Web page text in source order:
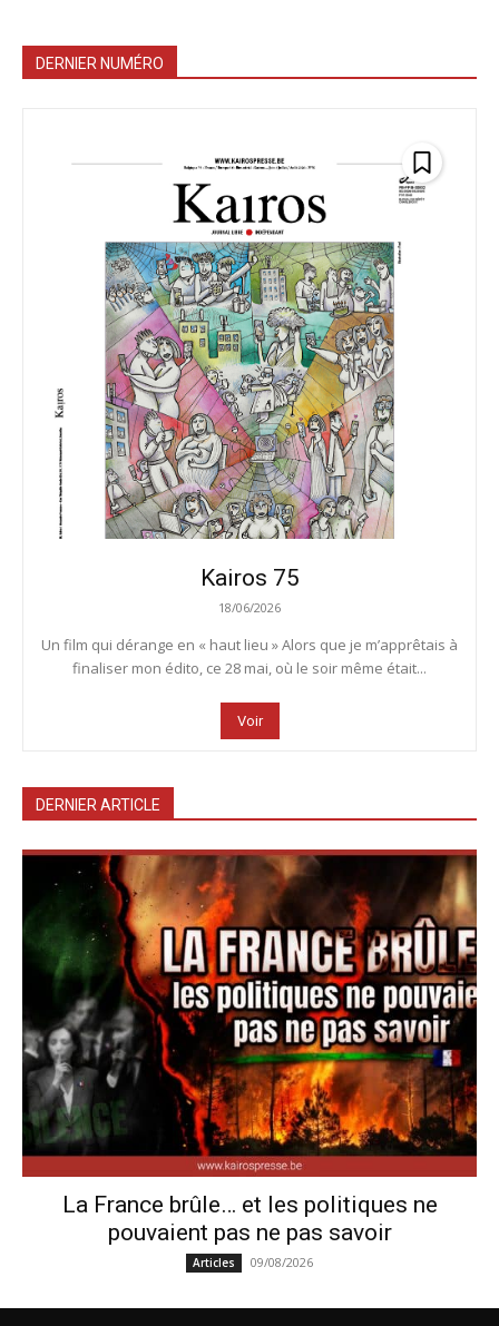
DERNIER NUMÉRO
Kairos 75
18/06/2026
Un film qui dérange en « haut lieu » Alors que je m’apprêtais à
finaliser mon édito, ce 28 mai, où le soir même était...
Voir
DERNIER ARTICLE
La France brûle… et les politiques ne
pouvaient pas ne pas savoir
Articles 09/08/2026